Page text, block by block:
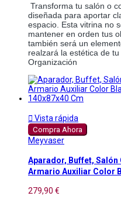
Transforma tu salón o
diseñada para aportar
espacio. Esta vitrina no
mantener en orden tus
también será un
realzará la estética de
Organización
 Vista rápida
Compra Ahora
Meyvaser
Aparador, Buffet,
Armario Auxiliar Color
279,90 €